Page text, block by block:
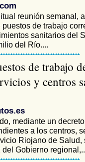
reunión semanal,
de trabajo
sanitarios del
del Río....
de trabajo
y centros
mediante un
a los centros,
Riojano de Salud,
Gobierno